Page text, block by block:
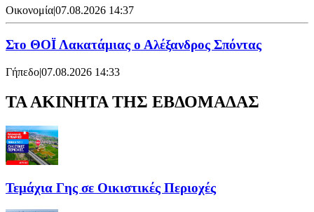
Οικονομία|07.08.2026 14:37
Στο ΘΟΪ Λακατάμιας ο Αλέξανδρος Σπόντας
Γήπεδο|07.08.2026 14:33
ΤΑ ΑΚΙΝΗΤΑ ΤΗΣ ΕΒΔΟΜΑΔΑΣ
Τεμάχια Γης σε Οικιστικές Περιοχές